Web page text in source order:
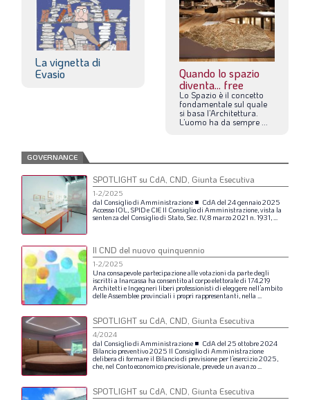
La vignetta di
Evasio
Quando lo spazio
diventa... free
Lo Spazio è il concetto
fondamentale sul quale
si basa l’Architettura.
L’uomo ha da sempre
GOVERNANCE
SPOTLIGHT su CdA, CND, Giunta Esecutiva
1-2/2025
dal Consigliodi Amministrazione ■ CdAdel 24gennaio2025
Accesso IOL, SPIDe CIE Il Consigliodi Amministrazione,vista la
sentenza del Consigliodi Stato, Sez. IV,8 marzo2021 n.1931,...
Il CND del nuovo quinquennio
1-2/2025
Una consapevole partecipazioneallevotazioni da partedegli
iscritti a Inarcassa ha consentitoal corpoelettoraledi 174.219
Architetti e Ingegneri liberi professionisti di eleggere nell’ambito
delleAssemblee provinciali i propri rappresentanti, nella ...
SPOTLIGHT su CdA, CND, Giunta Esecutiva
4/2024
dal Consigliodi Amministrazione ■ CdAdel 25 ottobre2024
Bilancio preventivo2025 Il Consigliodi Amministrazione
delibera di formareil Bilanciodi previsione per l’esercizio2025,
che, nel Contoeconomico previsionale, prevede un avanzo...
SPOTLIGHT su CdA, CND, Giunta Esecutiva